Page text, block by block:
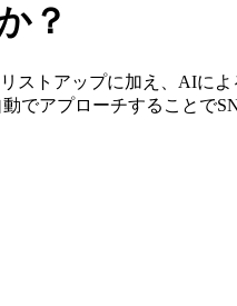
？
ストアップに加え、AIに
アプローチすることで